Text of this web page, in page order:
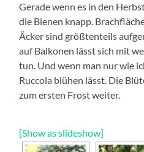
Gerade wenn es in den
die Bienen knapp.
Äcker sind größtenteils
auf Balkonen lässt sich mit
tun. Und wenn man nur wie
Ruccola blühen lässt. Die
zum ersten Frost weiter.
[Show as slideshow]